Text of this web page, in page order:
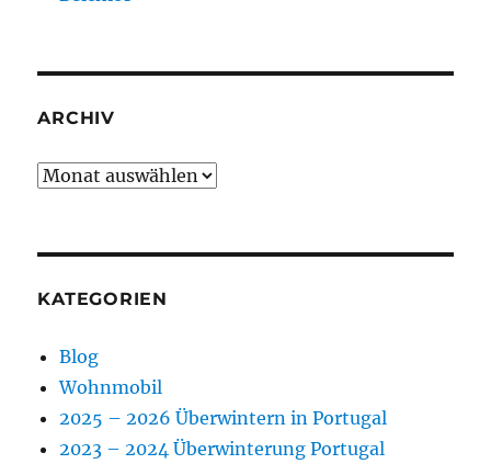
ARCHIV
Archiv
KATEGORIEN
Blog
Wohnmobil
2025 – 2026 Überwintern in Portugal
2023 – 2024 Überwinterung Portugal